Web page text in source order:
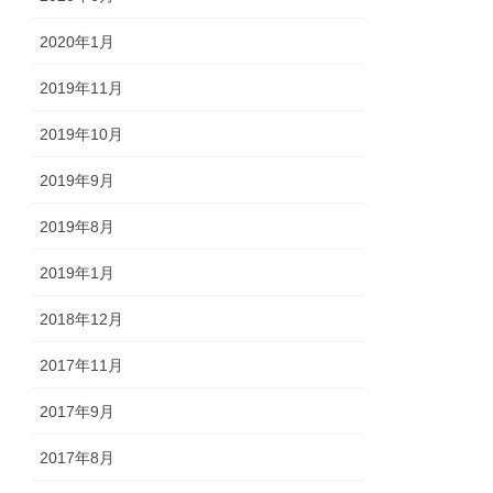
2020年1月
2019年11月
2019年10月
2019年9月
2019年8月
2019年1月
2018年12月
2017年11月
2017年9月
2017年8月